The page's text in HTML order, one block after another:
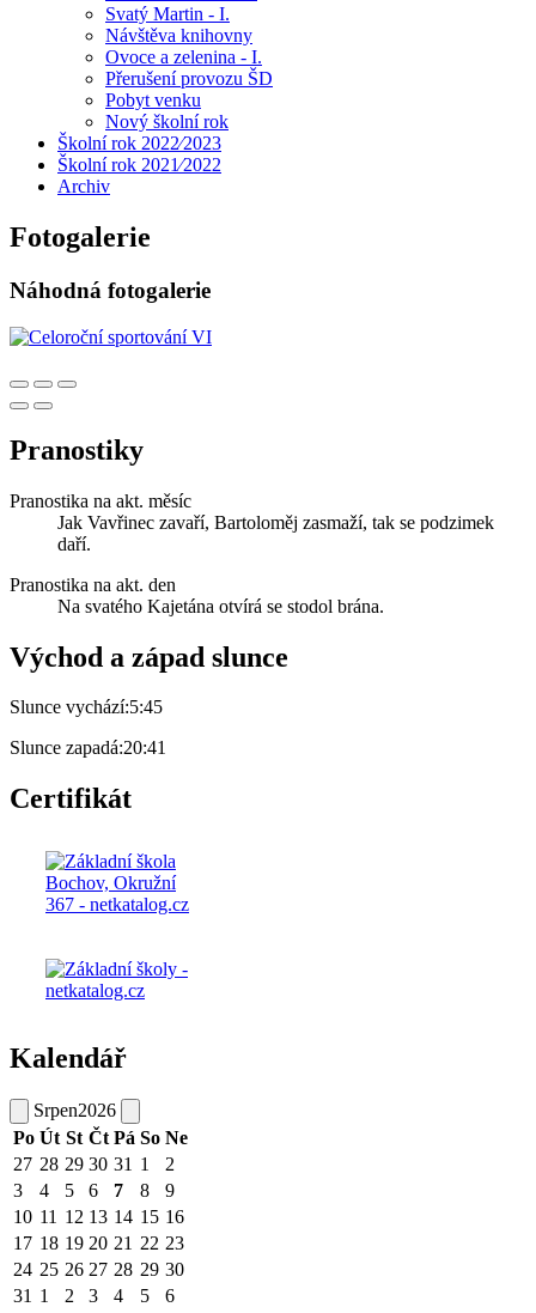
Svatý Martin - I.
Návštěva knihovny
Ovoce a zelenina - I.
Přerušení provozu ŠD
Pobyt venku
Nový školní rok
Školní rok 2022⁄2023
Školní rok 2021⁄2022
Archiv
Fotogalerie
Náhodná fotogalerie
Pranostiky
Pranostika na akt. měsíc
Jak Vavřinec zavaří, Bartoloměj zasmaží, tak se podzimek
daří.
Pranostika na akt. den
Na svatého Kajetána otvírá se stodol brána.
Východ a západ slunce
Slunce vychází:5:45
Slunce zapadá:20:41
Certifikát
Kalendář
Srpen2026
Po Út St Čt Pá So Ne
27 28 29 30 31 1
2
3
4 5 6 7 8
9
10 11 12 13 14 15 16
17 18 19 20 21 22 23
24 25 26 27 28 29 30
31 1 2 3 4 5 6